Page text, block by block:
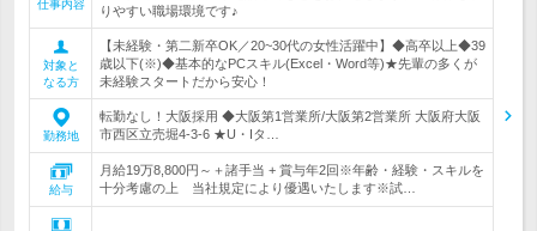
仕事内容
りやすい職場環境です♪
対象と
なる方
【未経験・第二新卒OK／20~30代の女性活躍中】◆高卒以上◆39
歳以下(※)◆基本的なPCスキル(Excel・Word等)★先輩の多くが
未経験スタートだから安心！
勤務地
転勤なし！大阪採用 ◆大阪第1営業所/大阪第2営業所 大阪府大阪
市西区立売堀4-3-6 ★U・Iタ…
給与
月給19万8,800円～＋諸手当 + 賞与年2回※年齢・経験・スキルを
十分考慮の上 当社規定により優遇いたします※試…